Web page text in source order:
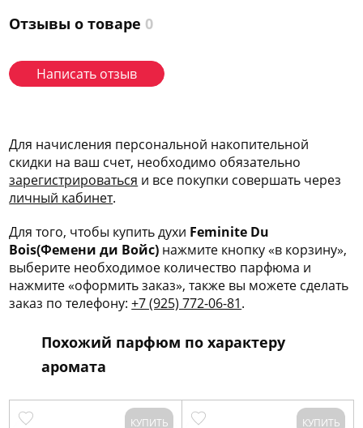
Отзывы о товаре 0
Написать отзыв
Для начисления персональной накопительной
скидки на ваш счет, необходимо обязательно
зарегистрироваться и все покупки совершать через
личный кабинет.
Для того, чтобы купить духи Feminite Du
Bois(Фемени ди Войс) нажмите кнопку «в корзину»,
выберите необходимое количество парфюма и
нажмите «оформить заказ», также вы можете сделать
заказ по телефону:+7 (925) 772-06-81.
Похожий парфюм по характеру
аромата
КУПИТЬ КУПИТЬ